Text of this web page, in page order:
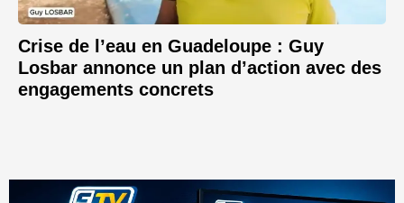
Crise de l’eau en Guadeloupe : Guy
Losbar annonce un plan d’action avec des
engagements concrets